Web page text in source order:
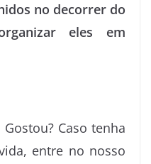
no decorrer do
eles em
Caso tenha
entre no nosso